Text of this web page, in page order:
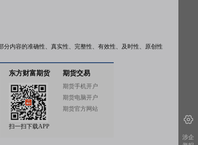
内容的准确性、真实性、完整性、有效性、及时性、原创性
东方财富期货
扫一扫下载APP
期货交易
期货手机开户
期货电脑开户
期货官方网站
涉企